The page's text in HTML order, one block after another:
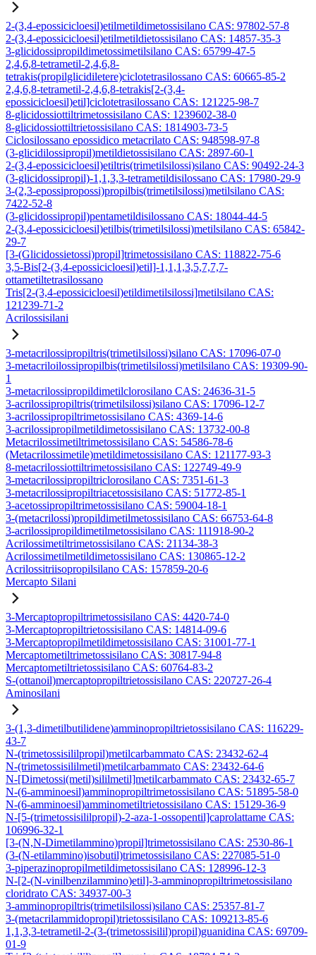
2-(3,4-epossicicloesil)etilmetildimetossisilano CAS: 97802-57-8
2-(3,4-epossicicloesil)etilmetildietossisilano CAS: 14857-35-3
3-glicidossipropildimetossimetilsilano CAS: 65799-47-5
2,4,6,8-tetrametil-2,4,6,8-
tetrakis(propilglicidiletere)ciclotetrasilossano CAS: 60665-85-2
2,4,6,8-tetrametil-2,4,6,8-tetrakis[2-(3,4-
epossicicloesil)etil]ciclotetrasilossano CAS: 121225-98-7
8-glicidossiottiltrimetossisilano CAS: 1239602-38-0
8-glicidossiottiltrietossisilano CAS: 1814903-73-5
Ciclosilossano epossidico metacrilato CAS: 948598-97-8
(3-glicidilossipropil)metildietossisilano CAS: 2897-60-1
2-(3,4-epossicicloesil)etiltris(trimetilsilossi)silano CAS: 90492-24-3
(3-glicidossipropil)-1,1,3,3-tetrametildisilossano CAS: 17980-29-9
3-(2,3-epossipropossi)propilbis(trimetilsilossi)metilsilano CAS:
7422-52-8
(3-glicidossipropil)pentametildisilossano CAS: 18044-44-5
2-(3,4-epossicicloesil)etilbis(trimetilsilossi)metilsilano CAS: 65842-
29-7
[3-(Glicidossietossi)propil]trimetossisilano CAS: 118822-75-6
3,5-Bis[2-(3,4-epossicicloesil)etil]-1,1,1,3,5,7,7,7-
ottametiltetrasilossano
Tris[2-(3,4-epossicicloesil)etildimetilsilossi]metilsilano CAS:
121239-71-2
Acrilossisilani
3-metacrilossipropiltris(trimetilsilossi)silano CAS: 17096-07-0
3-metacriloilossipropilbis(trimetilsilossi)metilsilano CAS: 19309-90-
1
3-metacrilossipropildimetilclorosilano CAS: 24636-31-5
3-acrilossipropiltris(trimetilsilossi)silano CAS: 17096-12-7
3-acrilossipropiltrimetossisilano CAS: 4369-14-6
3-acrilossipropilmetildimetossisilano CAS: 13732-00-8
Metacrilossimetiltrimetossisilano CAS: 54586-78-6
(Metacrilossimetile)metildimetossisilano CAS: 121177-93-3
8-metacrilossiottiltrimetossisilano CAS: 122749-49-9
3-metacrilossipropiltriclorosilano CAS: 7351-61-3
3-metacrilossipropiltriacetossisilano CAS: 51772-85-1
3-acetossipropiltrimetossisilano CAS: 59004-18-1
3-(metacrilossi)propildimetilmetossisilano CAS: 66753-64-8
3-acrilossipropildimetilmetossisilano CAS: 111918-90-2
Acrilossimetiltrimetossisilano CAS: 21134-38-3
Acrilossimetilmetildimetossisilano CAS: 130865-12-2
Acrilossitriisopropilsilano CAS: 157859-20-6
Mercapto Silani
3-Mercaptopropiltrimetossisilano CAS: 4420-74-0
3-Mercaptopropiltrietossisilano CAS: 14814-09-6
3-Mercaptopropilmetildimetossisilano CAS: 31001-77-1
Mercaptometiltrimetossisilano CAS: 30817-94-8
Mercaptometiltrietossisilano CAS: 60764-83-2
S-(ottanoil)mercaptopropiltrietossisilano CAS: 220727-26-4
Aminosilani
3-(1,3-dimetilbutilidene)amminopropiltrietossisilano CAS: 116229-
43-7
N-(trimetossisililpropil)metilcarbammato CAS: 23432-62-4
N-(trimetossisililmetil)metilcarbammato CAS: 23432-64-6
N-[Dimetossi(metil)sililmetil]metilcarbammato CAS: 23432-65-7
N-(6-amminoesil)amminopropiltrimetossisilano CAS: 51895-58-0
N-(6-amminoesil)amminometiltrietossisilano CAS: 15129-36-9
N-[5-(trimetossisililpropil)-2-aza-1-ossopentil]caprolattame CAS:
106996-32-1
[3-(N,N-Dimetilammino)propil]trimetossisilano CAS: 2530-86-1
(3-(N-etilammino)isobutil)trimetossisilano CAS: 227085-51-0
3-piperazinopropilmetildimetossisilano CAS: 128996-12-3
N-[2-(N-vinilbenzilammino)etil]-3-amminopropiltrimetossisilano
cloridrato CAS: 34937-00-3
3-amminopropiltris(trimetilsilossi)silano CAS: 25357-81-7
3-(metacrilammidopropil)trietossisilano CAS: 109213-85-6
1,1,3,3-tetrametil-2-(3-(trimetossisilil)propil)guanidina CAS: 69709-
01-9